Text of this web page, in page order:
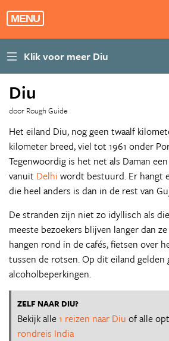
MENU
Diu
door Rough Guide
Het eiland Diu, nog geen twaalf
kilometer breed, viel tot 1961 onder
Tegenwoordig is het net als Daman
vanuit Delhi wordt bestuurd. Er hangt
die heel anders is dan in de rest van
De stranden zijn niet zo idyllisch als
meeste bezoekers blijven langer dan
hangen rond in de cafés, fietsen over
tussen de rotsen. Op dit eiland gelden
alcoholbeperkingen.
ZELF NAAR DIU?
Bekijk alle1 reizen naar Diu of alle
rondreis India